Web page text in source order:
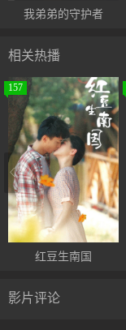
我弟弟的守护者
相关热播
157
红豆生南国
影片评论